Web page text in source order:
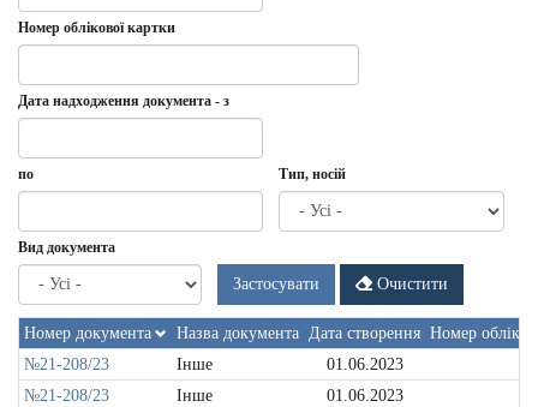
з
Дата
по
Номер облікової картки
Дата надходження документа - з
Дата
Дата
надходження
-
з
по
Дата
по
Тип, носій
Вид документа
Застосувати Очистити
Номер документа Назва документа Дата створення Номер
№21-208/23
Інше
01.06.2023
№21-208/23
Інше
01.06.2023